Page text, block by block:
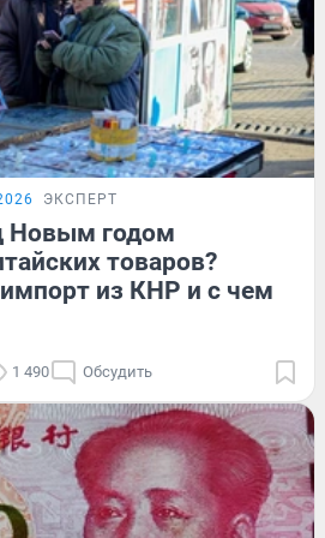
ЭКСПЕРТ
Новым годом
товаров?
из КНР и с чем
1 490 Обсудить